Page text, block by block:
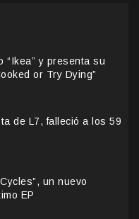
“Ikea” y presenta su
or Try Dying”
de L7, falleció a los 59
un nuevo
EP